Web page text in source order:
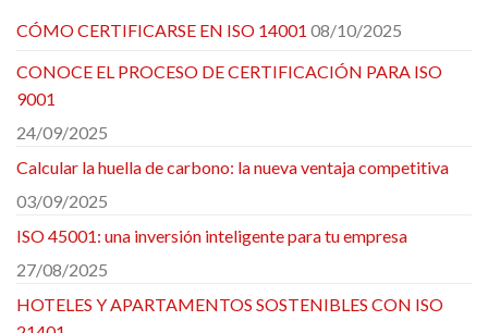
CÓMO CERTIFICARSE EN ISO 14001 08/10/2025
CONOCE EL PROCESO DE CERTIFICACIÓN PARA ISO
9001
24/09/2025
Calcular la huella de carbono: la nueva ventaja competitiva
03/09/2025
ISO 45001: una inversión inteligente para tu empresa
27/08/2025
HOTELES Y APARTAMENTOS SOSTENIBLES CON ISO